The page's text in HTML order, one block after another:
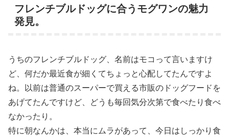
フレンチブルドッグに合うモグワンの魅力
発見。
うちのフレンチブルドッグ、名前はモコって言いますけ
ど、何だか最近食が細くてちょっと心配してたんですよ
ね。以前は普通のスーパーで買える市販のドッグフードを
あげてたんですけど、どうも毎回気分次第で食べたり食べ
なかったり。
特に朝なんかは、本当にムラがあって、今日はしっかり食